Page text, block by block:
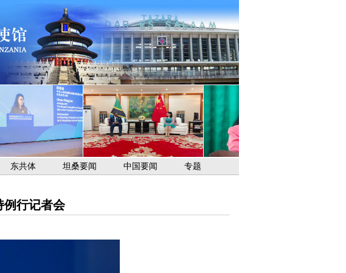
东共体 坦桑要闻 中国要闻 专题
例行记者会